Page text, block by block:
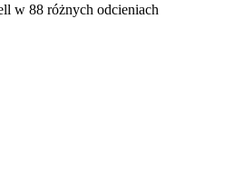
w 88 różnych odcieniach